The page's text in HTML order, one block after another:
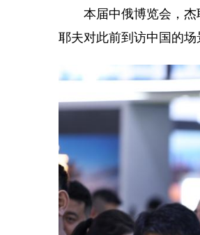
本届中俄博览会，
耶夫对此前到访中国的